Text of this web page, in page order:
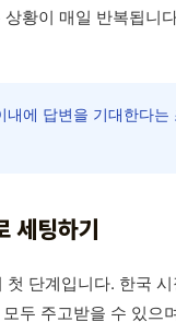
황이 매일 반복됩니
내에 답변을 기대한다
세팅하기
단계입니다. 한국
두 주고받을 수 있으